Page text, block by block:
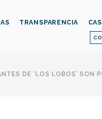
TRANSPARENCIA
DE ‘LOS LOBOS’ SON